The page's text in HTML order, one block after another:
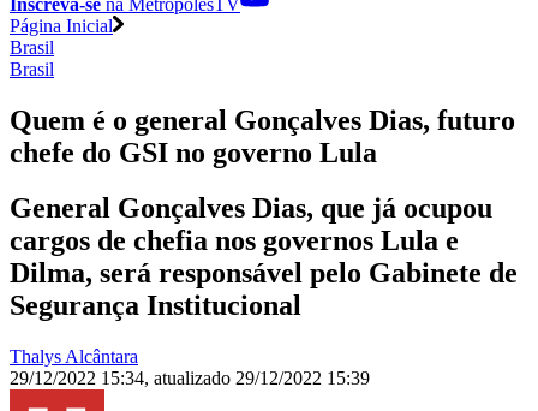
Página Inicial
Brasil
Brasil
Quem é o general Gonçalves Dias, futuro
chefe do GSI no governo Lula
General Gonçalves Dias, que já ocupou
cargos de chefia nos governos Lula e
Dilma, será responsável pelo Gabinete de
Segurança Institucional
Thalys Alcântara
29/12/2022 15:34, atualizado 29/12/2022 15:39